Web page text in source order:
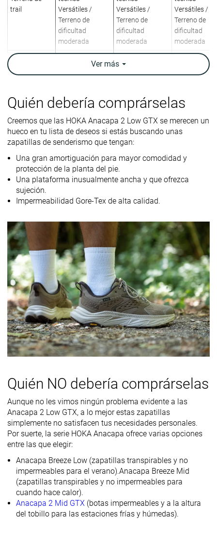
trail
Versátiles /
Terreno de
dificultad
moderada
Versátiles /
Terreno de
dificultad
moderada
Versátiles /
Terreno de
dificultad
moderada
Absorción de
impactos
energía
Peso
laboratorio
Peso marca
14.1 oz / 400g
15.3 oz / 434g
15.9 oz / 452g
15.9 oz / 452g 15 oz / 425g
Lightweight ✓ ✗ ✗
TranspirabilidadBaja Baja
un día
un día
Orthotic
friendly
✓
Drop
laboratorio
12.0 mm 10.9 mm 15.9 mm
Talla
Tallan bien
Tallan un poquito
pequeño
Tallan bien
Rigidez de la
mediasuela
Firme Firme -
Diferencia de
mediasuela
en frío
Grande Grande Estándar
Rigidez
torsional
Firmes Moderadas Firmes
Rigidez del
contrafuerte
del talón
Flexibles Moderadas Moderadas
Flexibilidad Rígida Moderada Rígida
Dureza de la
suela
Estándar
Ver más
Quién debería comprárselas
Creemos que las HOKA Anacapa 2 Low GTX se merecen un
hueco en tu lista de deseos si estás buscando unas
zapatillas de senderismo que tengan:
Una gran amortiguación para mayor comodidad y
protección de la planta del pie.
Una plataforma inusualmente ancha y que ofrezca
sujeción.
Impermeabilidad Gore-Tex de alta calidad.
Quién NO debería comprárselas
Aunque no les vimos ningún problema evidente a las
Anacapa 2 Low GTX, a lo mejor estas zapatillas
simplemente no satisfacen tus necesidades personales.
Por suerte, la serie HOKA Anacapa ofrece varias opciones
entre las que elegir:
Anacapa Breeze Low (zapatillas transpirables y no
impermeables para el verano).Anacapa Breeze Mid
(zapatillas transpirables y no impermeables para
cuando hace calor).
Anacapa 2 Mid GTX (botas impermeables y a la altura
del tobillo para las estaciones frías y húmedas).